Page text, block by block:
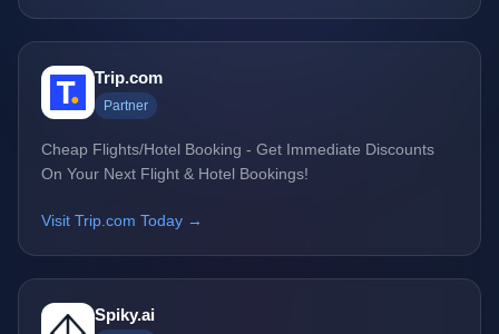
Trip.com
Partner
Cheap Flights/Hotel Booking - Get Immediate Discounts
On Your Next Flight & Hotel Bookings!
Visit Trip.com Today →
Spiky.ai